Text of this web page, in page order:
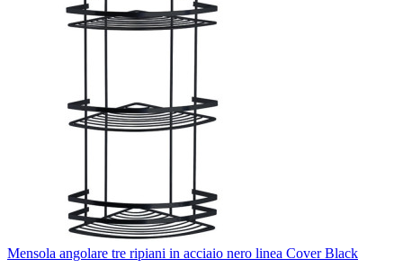
Mensola angolare tre ripiani in acciaio nero linea Cover Black